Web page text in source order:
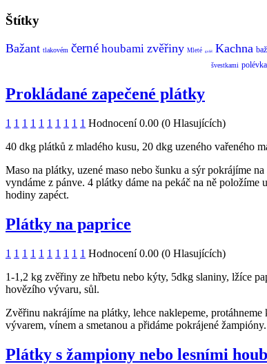
Štítky
Bažant tlakovém černé houbami zvěřiny Mleté guláš Kachna
švestkami polévka
Prokládané zapečené plátky
1 1 1 1 1 1 1 1 1 1 Hodnocení 0.00 (0 Hlasujících)
40 dkg plátků z mladého kusu, 20 dkg uzeného vařeného
Maso na plátky, uzené maso nebo šunku a sýr pokrájíme
vyndáme z pánve. 4 plátky dáme na pekáč na ně
hodiny zapéct.
Plátky na paprice
1 1 1 1 1 1 1 1 1 1 Hodnocení 0.00 (0 Hlasujících)
1-1,2 kg zvěřiny ze hřbetu nebo kýty, 5dkg slaniny, lžíce
hovězího vývaru, sůl.
Zvěřinu nakrájíme na plátky, lehce naklepeme,
vývarem, vínem a smetanou a přidáme pokrájené
Plátky s žampiony nebo lesními